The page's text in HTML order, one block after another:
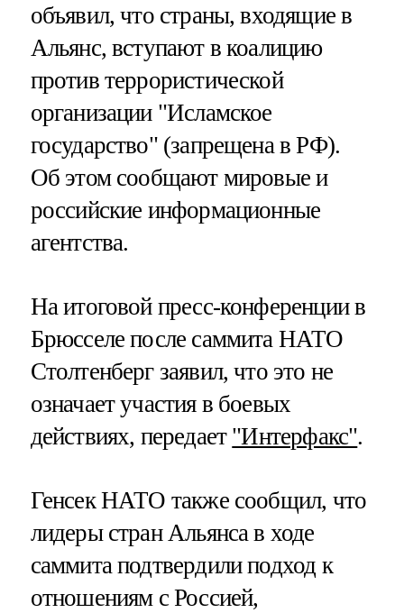
объявил, что страны, входящие в
Альянс, вступают в коалицию
против террористической
организации "Исламское
государство" (запрещена в РФ).
Об этом сообщают мировые и
российские информационные
агентства.
На итоговой пресс-конференции в
Брюсселе после саммита НАТО
Столтенберг заявил, что это не
означает участия в боевых
действиях, передает "Интерфакс".
Генсек НАТО также сообщил, что
лидеры стран Альянса в ходе
саммита подтвердили подход к
отношениям с Россией,